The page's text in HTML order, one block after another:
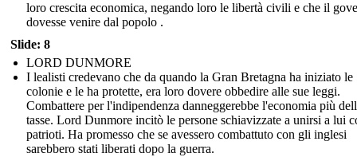
loro crescita economica, negando loro le libertà civili e che il
dovesse venire dal popolo .
Slide: 8
LORD DUNMORE
I lealisti credevano che da quando la Gran Bretagna ha iniziato le
colonie e le ha protette, era loro dovere obbedire alle sue leggi.
Combattere per l'indipendenza danneggerebbe l'economia più
tasse. Lord Dunmore incitò le persone schiavizzate a unirsi a lui
patrioti. Ha promesso che se avessero combattuto con gli inglesi
sarebbero stati liberati dopo la guerra.